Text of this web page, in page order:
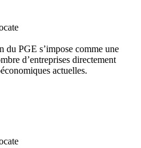
du PGE s’impose comme une
d’entreprises directement
actuelles.